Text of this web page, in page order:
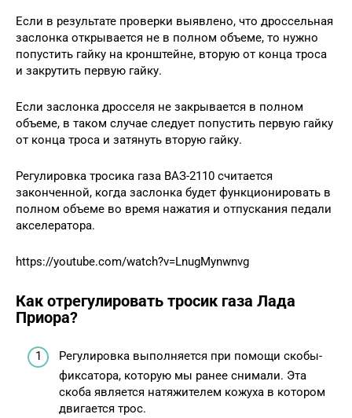
Если в результате проверки выявлено, что дроссельная
заслонка открывается не в полном объеме, то нужно
попустить гайку на кронштейне, вторую от конца троса
и закрутить первую гайку.
Если заслонка дросселя не закрывается в полном
объеме, в таком случае следует попустить первую гайку
от конца троса и затянуть вторую гайку.
Регулировка тросика газа ВАЗ-2110 считается
законченной, когда заслонка будет функционировать в
полном объеме во время нажатия и отпускания педали
акселератора.
https://youtube.com/watch?v=LnugMynwnvg
Как отрегулировать тросик газа Лада
Приора?
Регулировка выполняется при помощи скобы-
фиксатора, которую мы ранее снимали. Эта
скоба является натяжителем кожуха в котором
двигается трос.